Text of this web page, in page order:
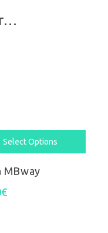
the
Select Options
MBway
€